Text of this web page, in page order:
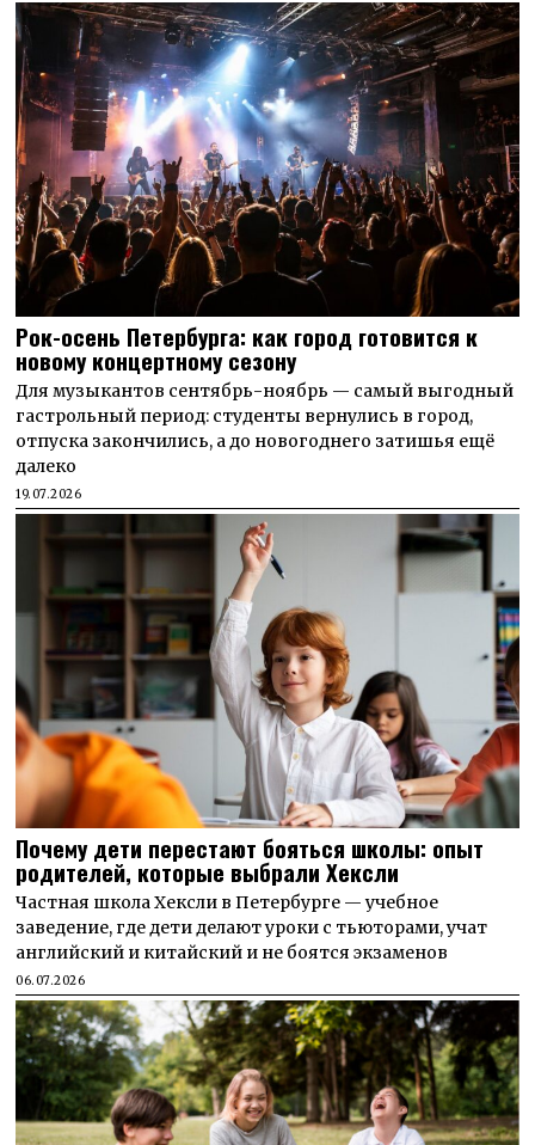
Рок-осень Петербурга: как город готовится к
новому концертному сезону
Для музыкантов сентябрь-ноябрь — самый выгодный
гастрольный период: студенты вернулись в город,
отпуска закончились, а до новогоднего затишья ещё
далеко
19.07.2026
Почему дети перестают бояться школы: опыт
родителей, которые выбрали Хексли
Частная школа Хексли в Петербурге — учебное
заведение, где дети делают уроки с тьюторами, учат
английский и китайский и не боятся экзаменов
06.07.2026